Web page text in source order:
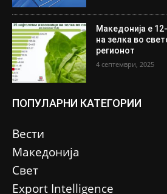
Македонија е
на зелка во
регионот
4 септември, 2025
ПОПУЛАРНИ КАТЕГОРИИ
Вести
Македонија
Свет
Еxport Intelligence